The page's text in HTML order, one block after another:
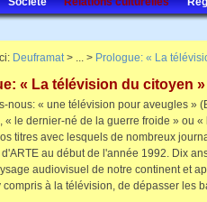
Deuframat> ... > Prologue: « La
« La télévision du citoyen »
nous: « une télévision pour aveugles »
« le dernier-né de la guerre froide » ou
titres avec lesquels de nombreux
au début de l'année 1992. Dix
audiovisuel de notre continent et
compris à la télévision, de dépasser les